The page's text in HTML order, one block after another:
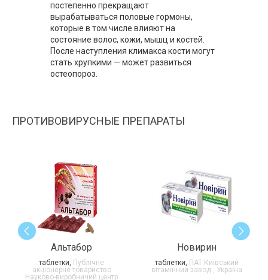
постепенно прекращают
вырабатываться половые гормоны,
которые в том числе влияют на
состояние волос, кожи, мышц и костей.
После наступления климакса кости могут
стать хрупкими — может развиться
остеопороз.
ПРОТИВОВИРУСНЫЕ ПРЕПАРАТЫ
Альтабор
таблетки, Публічне
акціонерне товариство
Науково-виробничий центр
Новирин
таблетки, ПАТ Київський
вітамінний завод , Україна